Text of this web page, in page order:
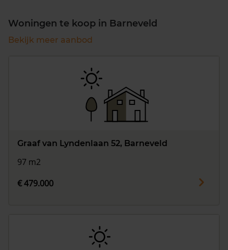
Woningen te koop in Barneveld
Bekijk meer aanbod
Graaf van Lyndenlaan 52, Barneveld
97 m2
€ 479.000